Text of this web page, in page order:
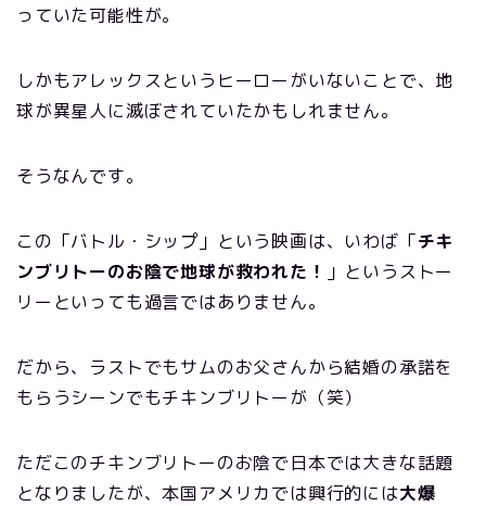
っていた可能性が。
しかもアレックスというヒーローがいないことで、地
球が異星人に滅ぼされていたかもしれません。
そうなんです。
この「バトル・シップ」という映画は、いわば「チキ
ンブリトーのお陰で地球が救われた！ 」というストー
リーといっても過言ではありません。
だから、ラストでもサムのお父さんから結婚の承諾を
もらうシーンでもチキンブリトーが（笑）
ただこのチキンブリトーのお陰で日本では大きな話題
となりましたが、本国アメリカでは興行的には大爆